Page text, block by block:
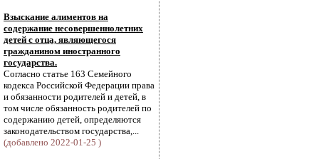
Взыскание алиментов на
содержание несовершеннолетних
детей с отца, являющегося
гражданином иностранного
государства.
Согласно статье 163 Семейного
кодекса Российской Федерации права
и обязанности родителей и детей, в
том числе обязанность родителей по
содержанию детей, определяются
законодательством государства,...
(добавлено 2022-01-25 )